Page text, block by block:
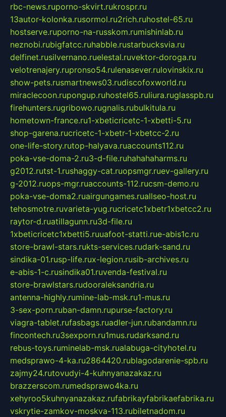
rbc-news.ruporno-skvirt.rukrospr.ru
13autor-kolonka.rusormol.ru2rich.ruhostel-65.ru
hostserve.ruporno-na-russkom.rumishinlab.ru
neznobi.rubigfatcc.ruhabble.rustarbucksvia.ru
delfinet.rusilvernano.ruelestal.ruvektor-doroga.ru
velotrenajery.rupronso54.rulenasever.rulovinskix.ru
show-pets.rusmartnews03.rudiscofoxworld.ru
miraclecoon.rupongup.ruhostel65.ruliura.ruglasspb.ru
firehunters.rugribowo.rugnalis.rubulkitula.ru
hometown-france.ru1-xbeticricetc-1-xbetti-5.ru
shop-garena.rucricetc-1-xbetr-1-xbetcc-2.ru
one-life-story.rutop-halyava.ruaccounts112.ru
poka-vse-doma-2.ru3-d-file.ruhahahaharms.ru
g2012.rutst-1.rushaggy-cat.ruopsmgr.ruev-gallery.ru
g-2012.ruops-mgr.ruaccounts-112.rucsm-demo.ru
poka-vse-doma2.ruairgungames.ruallseo-host.ru
tehosmotre.ruvarieta-yug.rucricetc1xbetr1xbetcc2.ru
raytor-d.ruatillagunn.ru3d-file.ru
1xbeticricetc1xbetti5.ruuafoot-statti.rue-abis1c.ru
store-brawl-stars.rukts-services.rudark-sand.ru
sindika-01.rusp-life.rux-legion.rusib-archives.ru
e-abis-1-c.rusindika01.ruvenda-festival.ru
store-brawlstars.rudooraleksandria.ru
antenna-highly.rumine-lab-msk.ru1-mus.ru
3-sex-porn.ruban-damn.rupurse-factory.ru
viagra-tablet.rufasbags.ruadler-jun.rubandamn.ru
fincontech.ru3sexporn.ru1mus.rudarksand.ru
rebus-toys.ruminelab-msk.rualabuga-cityhotel.ru
medsprawo-4-ka.ru2864420.rublagodarenie-spb.ru
zajmy24.rutovudyi-4-kuhnyanazakaz.ru
brazzerscom.rumedsprawo4ka.ru
xehyroo5kuhnyanazakaz.rufabrikayfabrikaefabrika.ru
vskrytie-zamkov-moskva-113.rubiletnadom.ru